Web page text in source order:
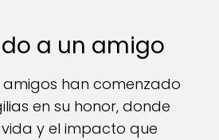
a un amigo
amigos han comenzado
en su honor, donde
y el impacto que